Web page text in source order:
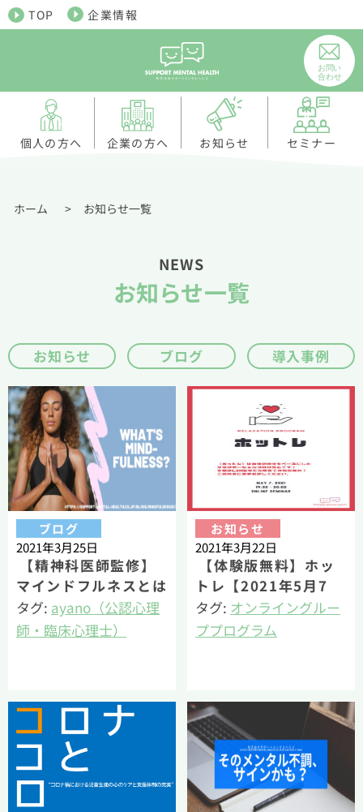
TOP 企業情報
個人の方へ 企業の方へ お知らせ セミナー
ホーム > お知らせ一覧
NEWS
お知らせ一覧
お知らせ ブログ 導入事例
ブログ
2021年3月25日
【精神科医師監修】
マインドフルネスとは
①定義と潮流
タグ: ayano（公認心理
師・臨床心理士）
お知らせ
2021年3月22日
【体験版無料】ホッ
トレ【2021年5月7
日】
タグ: オンライングルー
ププログラム